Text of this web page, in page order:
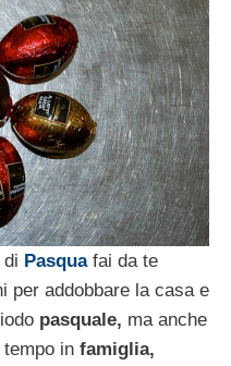
di Pasquafai da te
per addobbare la casa e
pasquale, ma anche
in famiglia,